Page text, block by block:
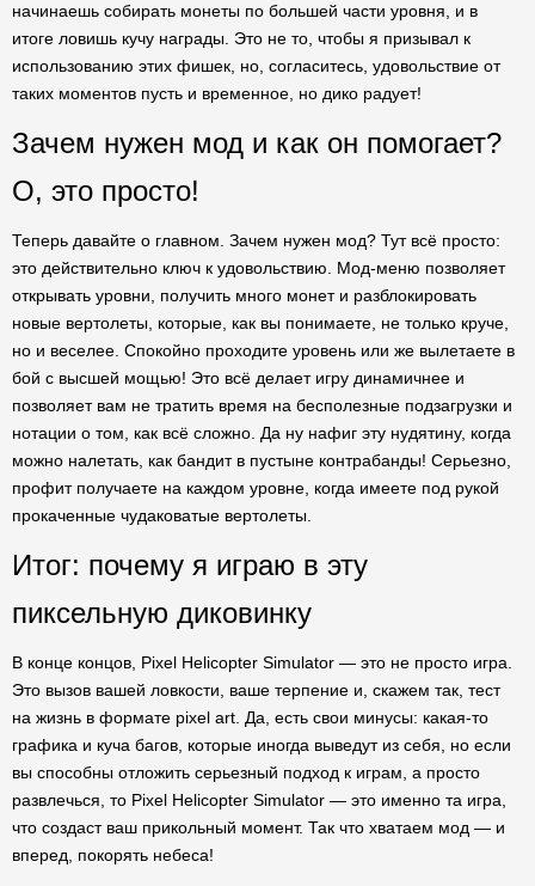
начинаешь собирать монеты по большей части уровня, и в
итоге ловишь кучу награды. Это не то, чтобы я призывал к
использованию этих фишек, но, согласитесь, удовольствие от
таких моментов пусть и временное, но дико радует!
Зачем нужен мод и как он помогает?
О, это просто!
Теперь давайте о главном. Зачем нужен мод? Тут всё просто:
это действительно ключ к удовольствию. Мод-меню позволяет
открывать уровни, получить много монет и разблокировать
новые вертолеты, которые, как вы понимаете, не только круче,
но и веселее. Спокойно проходите уровень или же вылетаете в
бой с высшей мощью! Это всё делает игру динамичнее и
позволяет вам не тратить время на бесполезные подзагрузки и
нотации о том, как всё сложно. Да ну нафиг эту нудятину, когда
можно налетать, как бандит в пустыне контрабанды! Серьезно,
профит получаете на каждом уровне, когда имеете под рукой
прокаченные чудаковатые вертолеты.
Итог: почему я играю в эту
пиксельную диковинку
В конце концов, Pixel Helicopter Simulator — это не просто игра.
Это вызов вашей ловкости, ваше терпение и, скажем так, тест
на жизнь в формате pixel art. Да, есть свои минусы: какая-то
графика и куча багов, которые иногда выведут из себя, но если
вы способны отложить серьезный подход к играм, а просто
развлечься, то Pixel Helicopter Simulator — это именно та игра,
что создаст ваш прикольный момент. Так что хватаем мод — и
вперед, покорять небеса!